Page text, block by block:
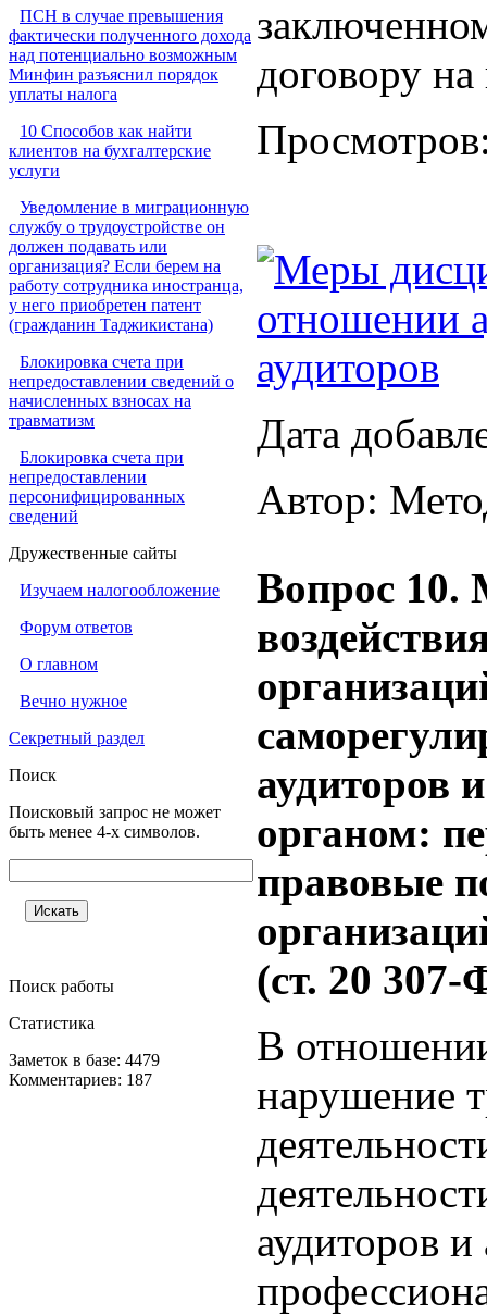
ПСН в случае превышения
фактически полученного дохода
над потенциально возможным
Минфин разъяснил порядок
уплаты налога
10 Способов как найти
клиентов на бухгалтерские
услуги
Уведомление в миграционную
службу о трудоустройстве он
должен подавать или
организация? Если берем на
работу сотрудника иностранца,
у него приобретен патент
(гражданин Таджикистана)
Блокировка счета при
непредоставлении сведений о
начисленных взносах на
травматизм
Блокировка счета при
непредоставлении
персонифицированных
сведений
Дружественные сайты
Изучаем налогообложение
Форум ответов
О главном
Вечно нужное
Секретный раздел
Поиск
Поисковый запрос не может
быть менее 4-х символов.
Поиск работы
Статистика
Заметок в базе: 4479
Комментариев: 187
договору на
Меры
отношении
аудиторов
Дата
Автор:
Вопрос 10.
аудиторов
органом:
правовые
(ст. 20 307-
В
нарушение
аудиторов и